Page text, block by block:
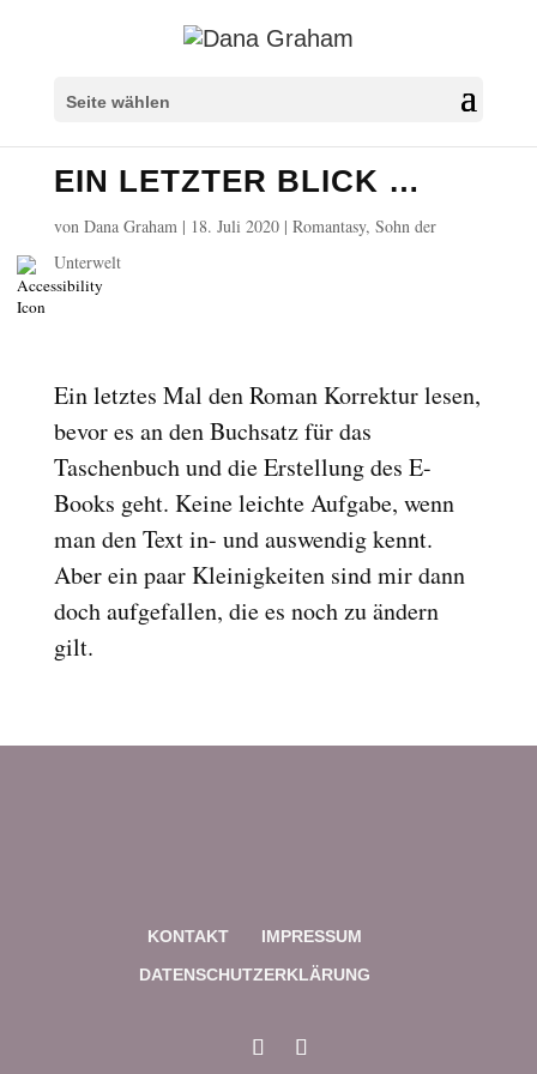
Seite wählen
EIN LETZTER BLICK …
von Dana Graham| 18. Juli 2020| Romantasy, Sohn der
Unterwelt
Ein letztes Mal den Roman Korrektur lesen,
bevor es an den Buchsatz für das
Taschenbuch und die Erstellung des E-
Books geht. Keine leichte Aufgabe, wenn
man den Text in- und auswendig kennt.
Aber ein paar Kleinigkeiten sind mir dann
doch aufgefallen, die es noch zu ändern
gilt.
KONTAKT
IMPRESSUM
DATENSCHUTZERKLÄRUNG
Überschriften markieren
settings
zoom_out Herauszoomen
zoom_in Vergrößern
remove_circle_outline
add_circle_outline
brightness_high Heller Kontrast
brightness_low Dunkler Kontrast
format_underlined Links unterstreichen
font_download Links markieren
all
options